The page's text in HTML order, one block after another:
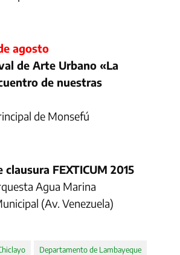
agosto
de Arte Urbano «La
de nuestras
de Monsefú
clausura FEXTICUM 2015
Agua Marina
(Av. Venezuela)
Departamento de Lambayeque